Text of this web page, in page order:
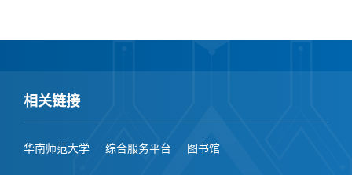
相关链接
华南师范大学 综合服务平台 图书馆